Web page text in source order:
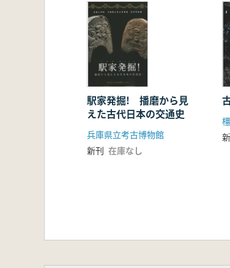
駅家発掘! 播磨から見
えた古代日本の交通史
兵庫県立考古博物館
新刊 在庫なし